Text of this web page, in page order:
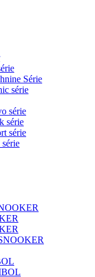
Série
série
série
série
série